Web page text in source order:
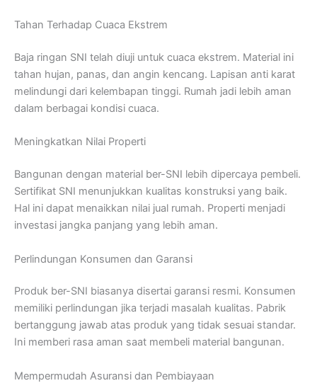
Tahan Terhadap Cuaca Ekstrem
Baja ringan SNI telah diuji untuk cuaca ekstrem. Material ini
tahan hujan, panas, dan angin kencang. Lapisan anti karat
melindungi dari kelembapan tinggi. Rumah jadi lebih aman
dalam berbagai kondisi cuaca.
Meningkatkan Nilai Properti
Bangunan dengan material ber-SNI lebih dipercaya pembeli.
Sertifikat SNI menunjukkan kualitas konstruksi yang baik.
Hal ini dapat menaikkan nilai jual rumah. Properti menjadi
investasi jangka panjang yang lebih aman.
Perlindungan Konsumen dan Garansi
Produk ber-SNI biasanya disertai garansi resmi. Konsumen
memiliki perlindungan jika terjadi masalah kualitas. Pabrik
bertanggung jawab atas produk yang tidak sesuai standar.
Ini memberi rasa aman saat membeli material bangunan.
Mempermudah Asuransi dan Pembiayaan